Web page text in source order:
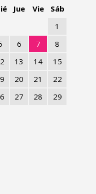
Jue Vie
Sáb
1
6 7
8
13 14
15
20 21
22
27 28
29